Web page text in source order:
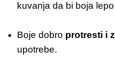
kuvanja da bi boja lepo
Boje dobro protresti i
upotrebe.